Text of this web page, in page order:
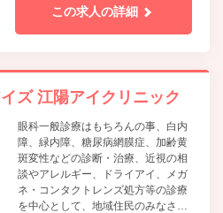
この求人の詳細
ズ 江陽アイクリニック
眼科一般診療はもちろんの事、白内
障、緑内障、糖尿病網膜症、加齢黄
斑変性などの診断・治療、近視の相
談やアレルギー、ドライアイ、メガ
ネ・コンタクトレンズ処方等の診療
を中心として、地域住民のみなさま